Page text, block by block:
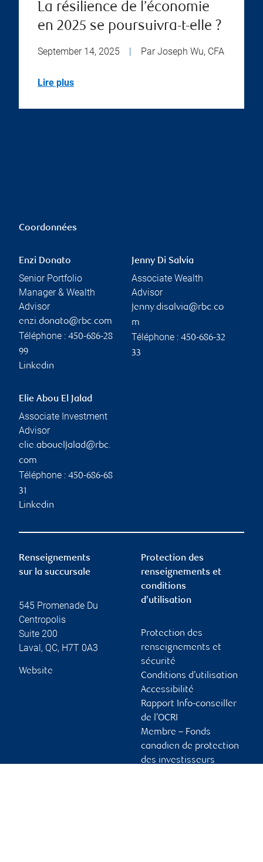
La résilience de l’économie
en 2025 se poursuivra-t-elle ?
September 14, 2025 Par Joseph Wu, CFA
Lire plus
Coordonnées
Enzi Donato
Senior Portfolio
Manager & Wealth
Advisor
enzi.donato@rbc.com
Téléphone : 450-686-28
99
Linkedin
Jenny Di Salvia
Associate Wealth
Advisor
jenny.disalvia@rbc.co
m
Téléphone : 450-686-32
33
Elie Abou El Jalad
Associate Investment
Advisor
elie.aboueljalad@rbc.
com
Téléphone : 450-686-68
31
Linkedin
Renseignements
sur la succursale
545 Promenade Du
Centropolis
Suite 200
Laval , QC, H7T 0A3
Website
Protection des
renseignements et
conditions
d’utilisation
Protection des
renseignements et
sécurité
Conditions d’utilisation
Accessibilité
Rapport Info-conseiller
de l’OCRI
Membre – Fonds
canadien de protection
des investisseurs